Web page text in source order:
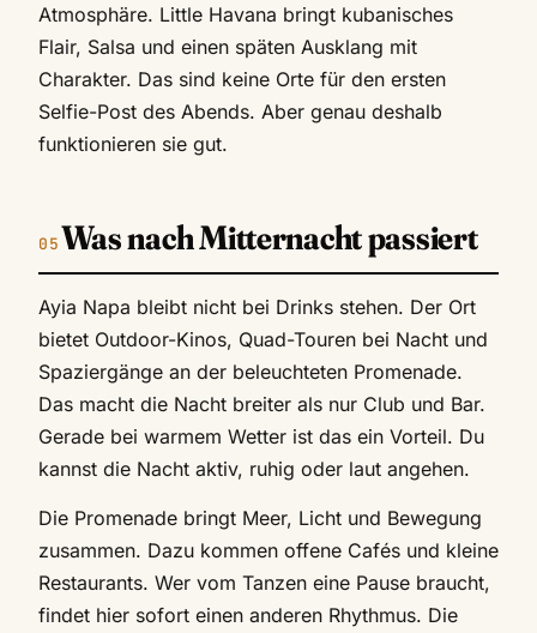
Atmosphäre. Little Havana bringt kubanisches
Flair, Salsa und einen späten Ausklang mit
Charakter. Das sind keine Orte für den ersten
Selfie-Post des Abends. Aber genau deshalb
funktionieren sie gut.
Was nach Mitternacht passiert
Ayia Napa bleibt nicht bei Drinks stehen. Der Ort
bietet Outdoor-Kinos, Quad-Touren bei Nacht und
Spaziergänge an der beleuchteten Promenade.
Das macht die Nacht breiter als nur Club und Bar.
Gerade bei warmem Wetter ist das ein Vorteil. Du
kannst die Nacht aktiv, ruhig oder laut angehen.
Die Promenade bringt Meer, Licht und Bewegung
zusammen. Dazu kommen offene Cafés und kleine
Restaurants. Wer vom Tanzen eine Pause braucht,
findet hier sofort einen anderen Rhythmus. Die